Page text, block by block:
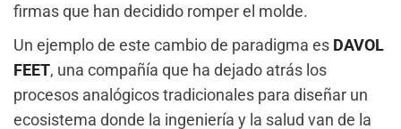
firmas que han decidido romper el molde.
Un ejemplo de este cambio de paradigma es DAVOL
FEET, una compañía que ha dejado atrás los
procesos analógicos tradicionales para diseñar un
ecosistema donde la ingeniería y la salud van de la